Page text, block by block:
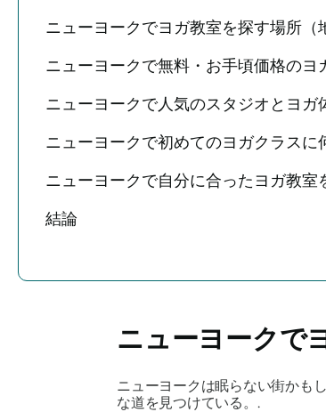
ニューヨークでヨガ教室を探す場所（
ニューヨークで無料・お手頃価格のヨ
ニューヨークで人気のスタジオとヨガ
ニューヨークで初めてのヨガクラスに
ニューヨークで自分に合ったヨガ教室
結論
ニューヨークで
ニューヨークは眠らない街かも
な道を見つけている。.